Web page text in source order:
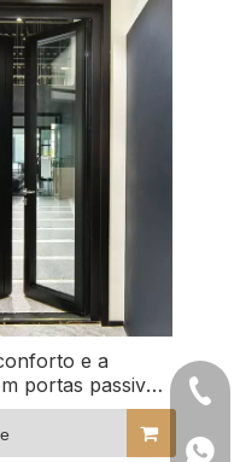
e a
portas passivas
para sua casa
+86-
+86